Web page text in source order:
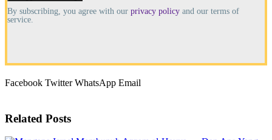
By subscribing, you agree with our privacy policy and our terms of
service.
Facebook Twitter WhatsApp Email
Related Posts